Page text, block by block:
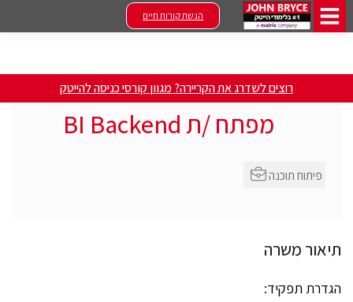
הגשת קורות חיים
רוצים לשדרג את הקריירה? מגוון קורסי כניסה להייטק
מפתח /ת BI Backend
תיאור משרה
הגדרת תפקיד: